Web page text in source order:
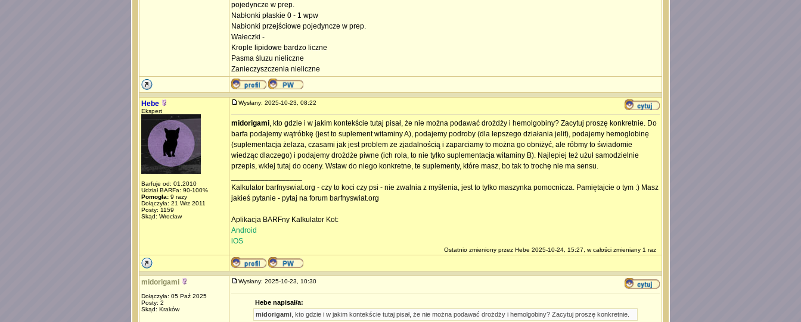
pojedyncze w prep.
Nabłonki płaskie 0 - 1 wpw
Nabłonki przejściowe pojedyncze w prep.
Wałeczki -
Krople lipidowe bardzo liczne
Pasma śluzu nieliczne
Zanieczyszczenia nieliczne
Hebe
Ekspert
Barfuje od: 01.2010
Udział BARFa: 90-100%
Pomogła: 9 razy
Dołączyła: 21 Wrz 2011
Posty: 1159
Skąd: Wrocław
Wysłany: 2025-10-23, 08:22
midorigami, kto gdzie i w jakim kontekście tutaj pisał, że nie można podawać drożdży i hemolgobiny? Zacytuj proszę konkretnie. Do
barfa podajemy wątróbkę (jest to suplement witaminy A), podajemy podroby (dla lepszego działania jelit), podajemy hemoglobinę
(suplementacja żelaza, czasami jak jest problem ze zjadalnością i zaparciamy to można go obniżyć, ale róbmy to świadomie
wiedząc dlaczego) i podajemy drożdże piwne (ich rola, to nie tylko suplementacja witaminy B). Najlepiej też użuł samodzielnie
przepis, wklej tutaj do oceny. Wstaw do niego konkretne, te suplementy, które masz, bo tak to trochę nie ma sensu.
Kalkulator barfnyswiat.org - czy to koci czy psi - nie zwalnia z myślenia, jest to tylko maszynka pomocnicza. Pamiętajcie o tym :) Masz
jakieś pytanie - pytaj na forum barfnyswiat.org
Aplikacja BARFny Kalkulator Kot:
Android
iOS
Ostatnio zmieniony przez Hebe 2025-10-24, 15:27, w całości zmieniany 1 raz
midorigami
Dołączyła: 05 Paź 2025
Posty: 2
Skąd: Kraków
Wysłany: 2025-10-23, 10:30
Hebe napisał/a:
midorigami , kto gdzie i w jakim kontekście tutaj pisał, że nie można podawać drożdży i hemolgobiny? Zacytuj proszę konkretnie.